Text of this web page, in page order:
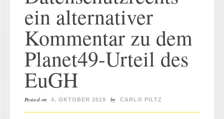
ein alternativer
Kommentar zu dem
Planet49-Urteil des
EuGH
Posted on 4. OKTOBER 2019 by CARLO PILTZ